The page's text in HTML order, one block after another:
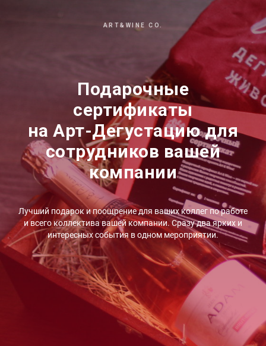
ART&WINE CO.
Подарочные
сертификаты
на Арт-Дегустацию для
сотрудников вашей
компании
Лучший подарок и поощрение для ваших коллег по работе
и всего коллектива вашей компании. Сразу два ярких и
интересных события в одном мероприятии.